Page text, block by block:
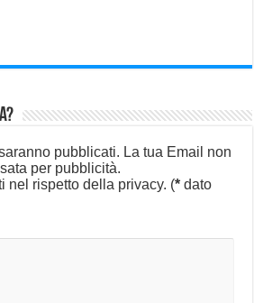
pubblicati. La tua Email non
per pubblicità.
nel rispetto della privacy. (* dato